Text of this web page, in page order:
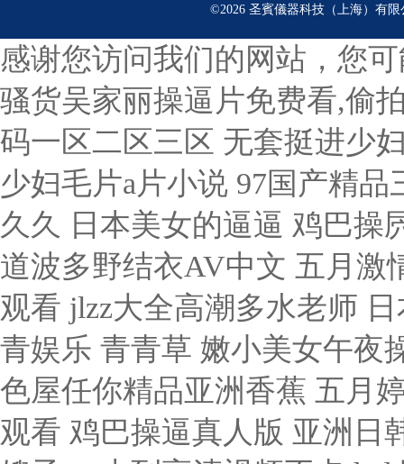
©2026 圣賓儀器科技（上海）有
感谢您访问我们的网站，您
骚货吴家丽操逼片免费看,偷